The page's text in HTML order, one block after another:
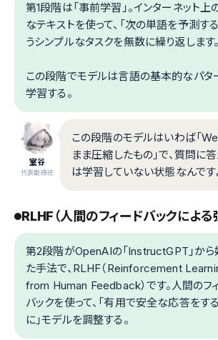
第1段階は「事前学習」。インターネット上
なテキストを使って、「次の単語を予測す
うシンプルなタスクを無数に繰り返します。
この段階でモデルは言語の基本的なパタ
学習する。
室谷
代表取締役
この段階のモデルはいわば「
まま圧縮したもの」で、質問に
は学習していない状態なんです
RLHF（人間のフィードバックによる
第2段階がOpenAIの「InstructGPT」から
た手法で、RLHF（Reinforcement
from Human Feedback）です。人間のフ
バックを使って、「有用で安全な応答をす
に」モデルを調整する。